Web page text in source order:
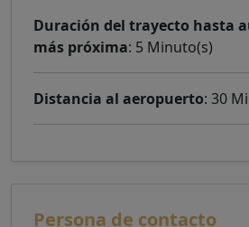
Duración del trayecto hasta
más próxima: 5 Minuto(s)
Distancia al aeropuerto: 30
Persona de contacto